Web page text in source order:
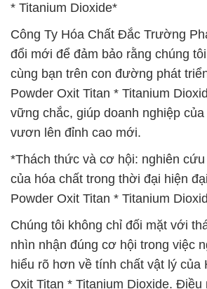
* Titanium Dioxide*
Công Ty Hóa Chất Đắc Trường
đổi mới để đảm bảo rằng chúng
cùng bạn trên con đường phát
Powder Oxit Titan * Titanium
vững chắc, giúp doanh nghiệp
vươn lên đỉnh cao mới.
*Thách thức và cơ hội: nghiên
của hóa chất trong thời đại hiện
Powder Oxit Titan * Titanium
Chúng tôi không chỉ đối mặt với
nhìn nhận đúng cơ hội trong việc
hiểu rõ hơn về tính chất vật lý của
Oxit Titan * Titanium Dioxide. Điều